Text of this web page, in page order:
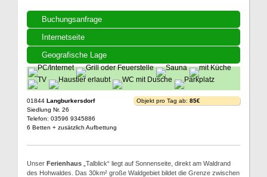
Buchungsanfrage
Internetseite
Geografische Lage
01844 Langburkersdorf
Siedlung Nr. 26
Telefon: 03596 9345886
6 Betten + zusätzlich Aufbettung
Objekt pro Tag ab: 85€
Unser Ferienhaus „Talblick“ liegt auf Sonnenseite, direkt am Waldrand
des Hohwaldes. Das 30km² große Waldgebiet bildet die Grenze zwischen